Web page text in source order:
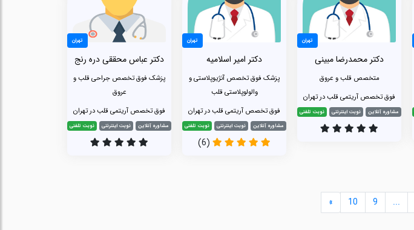
تهران
دکتر محمدرضا مبینی
متخصص قلب و عروق
فوق تخصص آریتمی قلب در تهران
مشاوره آنلاین نوبت اینترنتی نوبت تلفنی
تهران
دکتر امیر اسلامیه
پزشک فوق تخصص آنژیوپلاستی و
والولوپلاستی قلب
فوق تخصص آریتمی قلب در تهران
مشاوره آنلاین نوبت اینترنتی نوبت تلفنی
(6)
تهران
دکتر عباس محققی دره رنج
پزشک فوق تخصص جراحی قلب و
عروق
فوق تخصص آریتمی قلب در تهران
مشاوره آنلاین نوبت اینترنتی نوبت تلفنی
...
9
10
»